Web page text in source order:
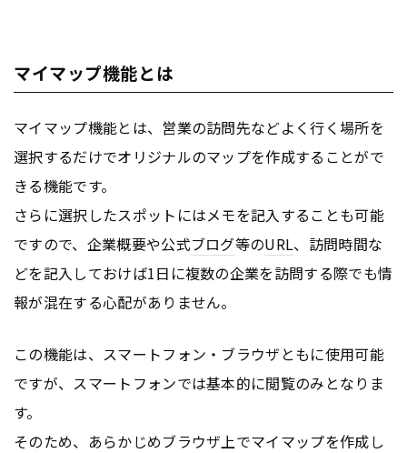
マイマップ機能とは
マイマップ機能とは、営業の訪問先などよく行く場所を
選択するだけでオリジナルのマップを作成することがで
きる機能です。
さらに選択したスポットにはメモを記入することも可能
ですので、企業概要や公式ブログ等のURL、訪問時間な
どを記入しておけば1日に複数の企業を訪問する際でも情
報が混在する心配がありません。
この機能は、スマートフォン・ブラウザともに使用可能
ですが、スマートフォンでは基本的に閲覧のみとなりま
す。
そのため、あらかじめブラウザ上でマイマップを作成し